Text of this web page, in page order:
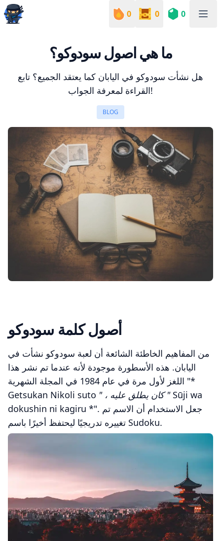
0 0 0
ما هي اصول سودوكو؟
هل نشأت سودوكو في اليابان كما يعتقد الجميع؟ تابع
القراءة لمعرفة الجواب!
BLOG
أصول كلمة سودوكو
من المفاهيم الخاطئة الشائعة أن لعبة سودوكو نشأت في
اليابان. هذه الأسطورة موجودة لأنه عندما تم نشر هذا
اللغز لأول مرة في عام 1984 في المجلة الشهرية "*
Getsukan Nikoli suto
" ، كان يطلق عليه "Sūji wa
dokushin ni kagiru *". جعل الاستخدام أن الاسم تم
تغييره تدريجيًا ليحتفظ أخيرًا باسم Sudoku.